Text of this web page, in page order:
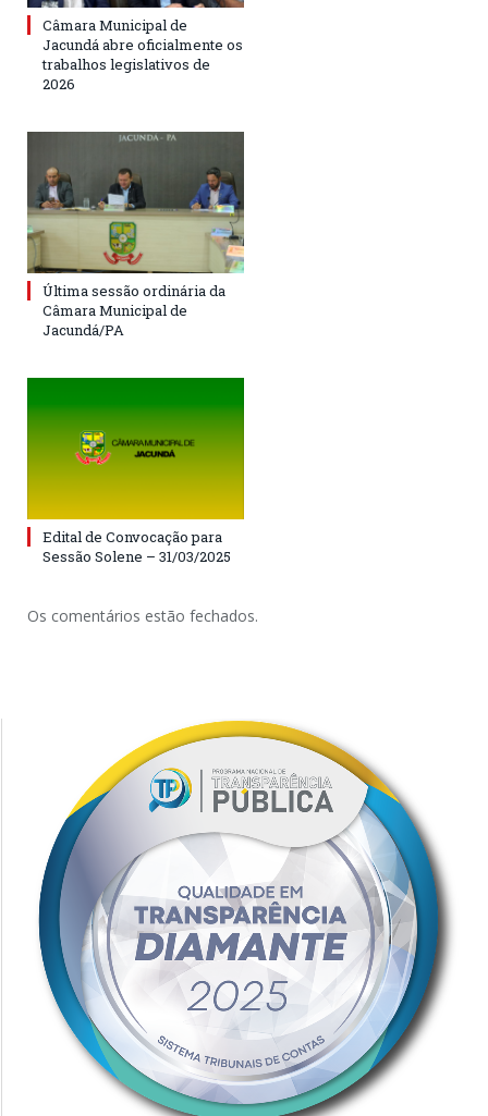
Câmara Municipal de
Jacundá abre oficialmente os
trabalhos legislativos de
2026
Última sessão ordinária da
Câmara Municipal de
Jacundá/PA
Edital de Convocação para
Sessão Solene – 31/03/2025
Os comentários estão fechados.